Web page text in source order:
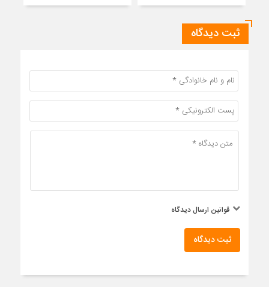
ثبت دیدگاه
قوانین ارسال دیدگاه
ثبت دیدگاه